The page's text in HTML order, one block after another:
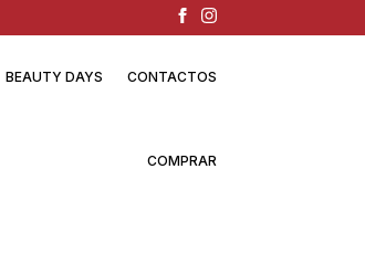
BEAUTY DAYS CONTACTOS
COMPRAR